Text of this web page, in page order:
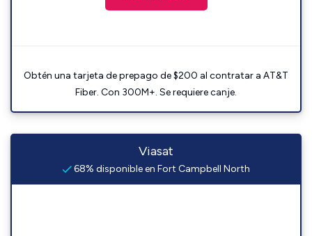
Obtén una tarjeta de prepago de $200 al contratar a AT&T
Fiber. Con 300M+. Se requiere canje.
Viasat
68% disponible en Fort Campbell North